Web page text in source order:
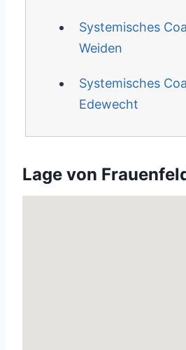
Systemisches
Weiden
Systemisches
Edewecht
Lage von